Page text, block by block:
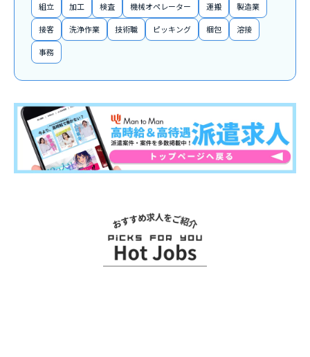
組立 加工 検査 機械オペレーター 運搬 製造業
接客 洗浄作業 技術職 ピッキング 梱包 溶接
事務